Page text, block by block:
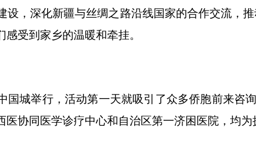
设，深化新疆与丝绸之路沿线国家的合作交流，
受到家乡的温暖和牵挂。
国城举行，活动第一天就吸引了众多侨胞前来咨
协同医学诊疗中心和自治区第一济困医院，均为